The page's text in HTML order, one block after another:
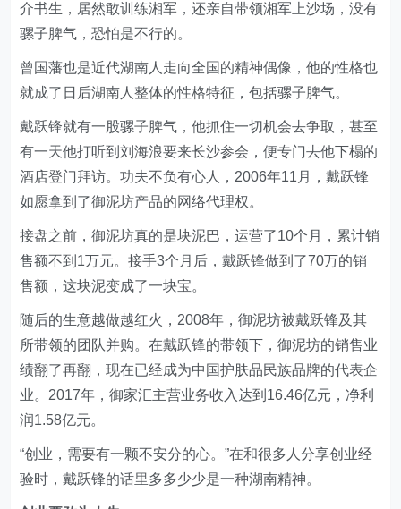
介书生，居然敢训练湘军，还亲自带领湘军上沙场，没有
骡子脾气，恐怕是不行的。
曾国藩也是近代湖南人走向全国的精神偶像，他的性格也
就成了日后湖南人整体的性格特征，包括骡子脾气。
戴跃锋就有一股骡子脾气，他抓住一切机会去争取，甚至
有一天他打听到刘海浪要来长沙参会，便专门去他下榻的
酒店登门拜访。功夫不负有心人，2006年11月，戴跃锋
如愿拿到了御泥坊产品的网络代理权。
接盘之前，御泥坊真的是块泥巴，运营了10个月，累计销
售额不到1万元。接手3个月后，戴跃锋做到了70万的销
售额，这块泥变成了一块宝。
随后的生意越做越红火，2008年，御泥坊被戴跃锋及其
所带领的团队并购。在戴跃锋的带领下，御泥坊的销售业
绩翻了再翻，现在已经成为中国护肤品民族品牌的代表企
业。2017年，御家汇主营业务收入达到16.46亿元，净利
润1.58亿元。
“创业，需要有一颗不安分的心。”在和很多人分享创业经
验时，戴跃锋的话里多多少少是一种湖南精神。